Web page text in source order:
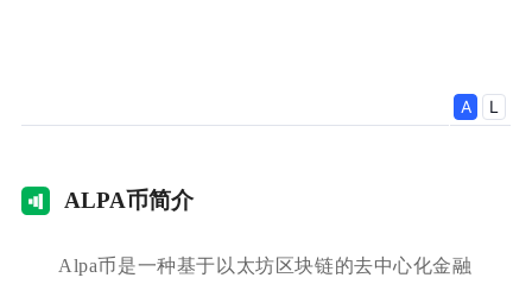
ALPA币简介
Alpa币是一种基于以太坊区块链的去中心化金融